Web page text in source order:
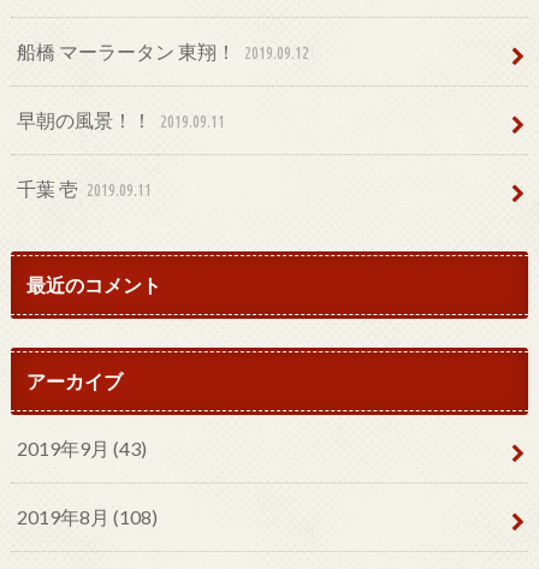
船橋 マーラータン 東翔！ 2019.09.12
早朝の風景！！ 2019.09.11
千葉 壱 2019.09.11
最近のコメント
アーカイブ
2019年9月 (43)
2019年8月 (108)